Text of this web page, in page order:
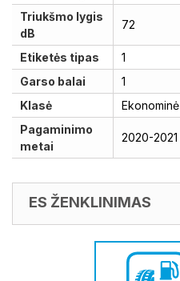
Triukšmo lygis
dB
72
Etiketės tipas
1
Garso balai
1
Klasė
Ekonominė
Pagaminimo
metai
2020-2021
ES ŽENKLINIMAS